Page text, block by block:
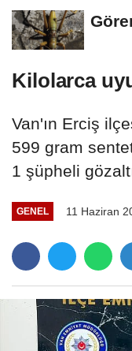
Kilolarca
Van'ın Erciş
599 gram
1 şüpheli
GENEL 11 Haziran